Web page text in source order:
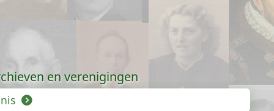
en verenigingen